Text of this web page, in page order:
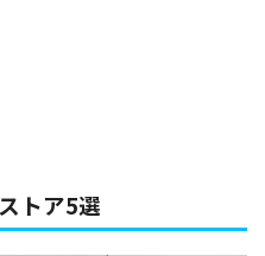
トア5選